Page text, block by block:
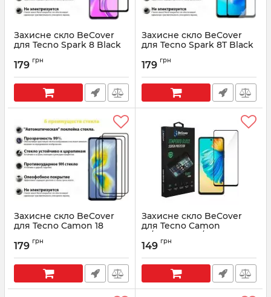
Захисне скло BeCover
для Tecno Spark 8 Black
Артикул:
179 грн
Захисне скло BeCover
для Tecno Spark 8T Black
Артикул:
179 грн
Захисне скло BeCover
для Tecno Camon 18
Артикул:
179 грн
Захисне скло BeCover
для Tecno Camon
18/Camon 18P/Spark 8 Pro
Black (707326)
Артикул: 707326
149 грн